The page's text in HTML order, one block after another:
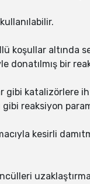
koşullar altında
donatılmış bir
gibi katalizörlere
gibi reaksiyon
kesirli